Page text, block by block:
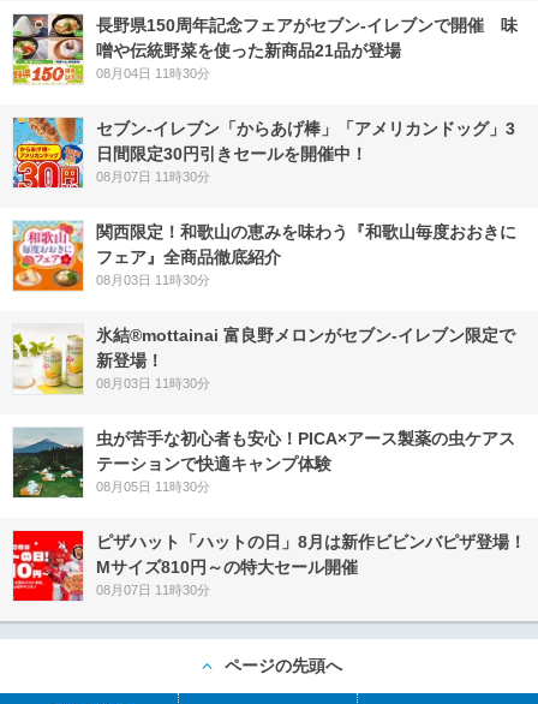
長野県150周年記念フェアがセブン-イレブンで開催 味
噌や伝統野菜を使った新商品21品が登場
08月04日 11時30分
セブン‐イレブン「からあげ棒」「アメリカンドッグ」3
日間限定30円引きセールを開催中！
08月07日 11時30分
関西限定！和歌山の恵みを味わう『和歌山毎度おおきに
フェア』全商品徹底紹介
08月03日 11時30分
氷結®mottainai 富良野メロンがセブン‐イレブン限定で
新登場！
08月03日 11時30分
虫が苦手な初心者も安心！PICA×アース製薬の虫ケアス
テーションで快適キャンプ体験
08月05日 11時30分
ピザハット「ハットの日」8月は新作ビビンバピザ登場！
Mサイズ810円～の特大セール開催
08月07日 11時30分
ページの先頭へ